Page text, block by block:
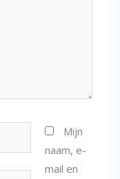
Mijn
naam, e-
mail en